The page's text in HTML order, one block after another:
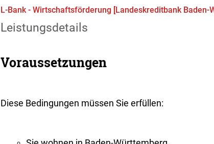
L-Bank - Wirtschaftsförderung [Landeskreditbank Baden-
Leistungsdetails
Voraussetzungen
Diese Bedingungen müssen Sie erfüllen: